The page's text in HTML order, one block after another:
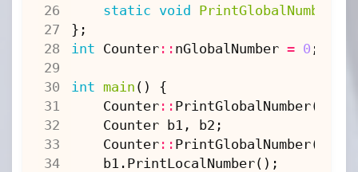
34
static void PrintGlobalNumber
};
int Counter:: nGlobalNumber = 0 ;
int main ()
{
Counter:: PrintGlobalNumber();
Counter b1 , b2 ;
Counter:: PrintGlobalNumber();
b1 . PrintLocalNumber();